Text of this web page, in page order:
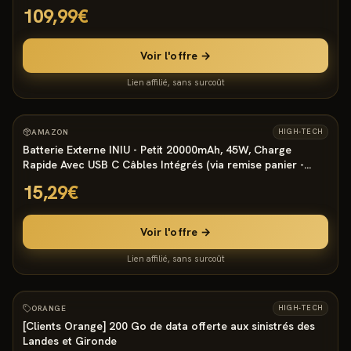
109,99€
Voir l'offre →
Lien affilié, sans surcoût
1542°
AMAZON HIGH-TECH
Batterie Externe INIU - Petit 20000mAh, 45W, Charge
Rapide Avec USB C Câbles Intégrés (via remise panier -
15,29€
Voir l'offre →
Lien affilié, sans surcoût
953°
ORANGE HIGH-TECH
[Clients Orange] 200 Go de data offerte aux sinistrés des
Landes et Gironde